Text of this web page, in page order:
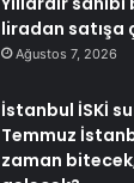
liradan satışa
Ağustos 7, 2026
İstanbul İSKİ
Temmuz
zaman